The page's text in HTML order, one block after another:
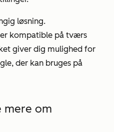
løsning.
kompatible på tværs
giver dig mulighed for
der kan bruges på
mere om